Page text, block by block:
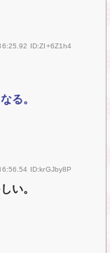
ID:ZI+6Z1h4
る。
ID:krGJby8P
い。